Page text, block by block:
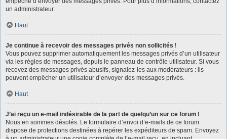
un administrateur.
Haut
Je continue à recevoir des messages privés non sollicités !
Vous pouvez supprimer automatiquement les messages privés d’un utilisateur
via les règles de messages, depuis le panneau de contrôle utilisateur. Si vous
recevez des messages privés abusifs, signalez-les aux modérateurs : ils
peuvent empêcher un utilisateur d’envoyer des messages privés.
Haut
J’ai reçu un e-mail indésirable de la part de quelqu’un sur ce forum !
Nous en sommes désolés. Le formulaire d’envoi d’e-mails de ce forum
dispose de protections destinées à repérer les expéditeurs de spam. Envoyez